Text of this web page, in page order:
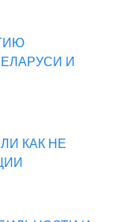
И
КАК НЕ